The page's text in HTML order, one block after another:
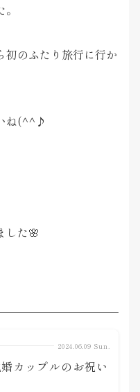
初のふたり旅行に行か
ね(^^♪
した🌸
2024.06.09 Sun.
カップルのお祝い